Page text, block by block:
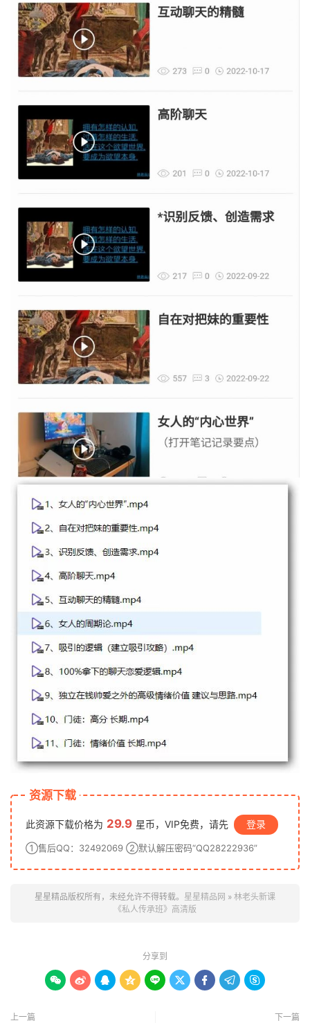
资源下载
此资源下载价格为 29.9 星币，VIP免费，请先 登录
①售后QQ：32492069 ②默认解压密码“QQ28222936”
星星精品版权所有，未经允许不得转载。 星星精品网 » 林老头新课
《私人传承班》高清版
分享到
        
上一篇 下一篇